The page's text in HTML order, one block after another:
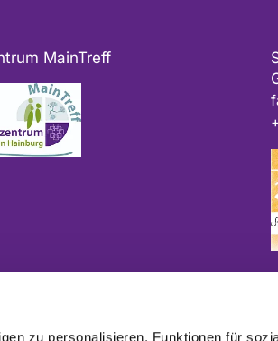
zu personalisieren, Funktionen für
MainTreff
und/oder die Kirchengemeinde an.